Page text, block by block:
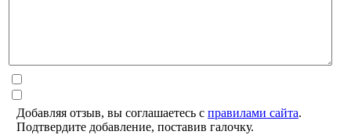
Добавляя отзыв, вы соглашаетесь с правилами сайта.
Подтвердите добавление, поставив галочку.